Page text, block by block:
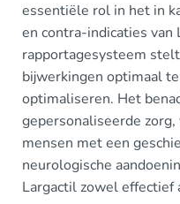
essentiële rol in het in
en contra-indicaties
rapportagesysteem
bijwerkingen optimaal
optimaliseren. Het
gepersonaliseerde
mensen met een
neurologische
Largactil zowel effectief